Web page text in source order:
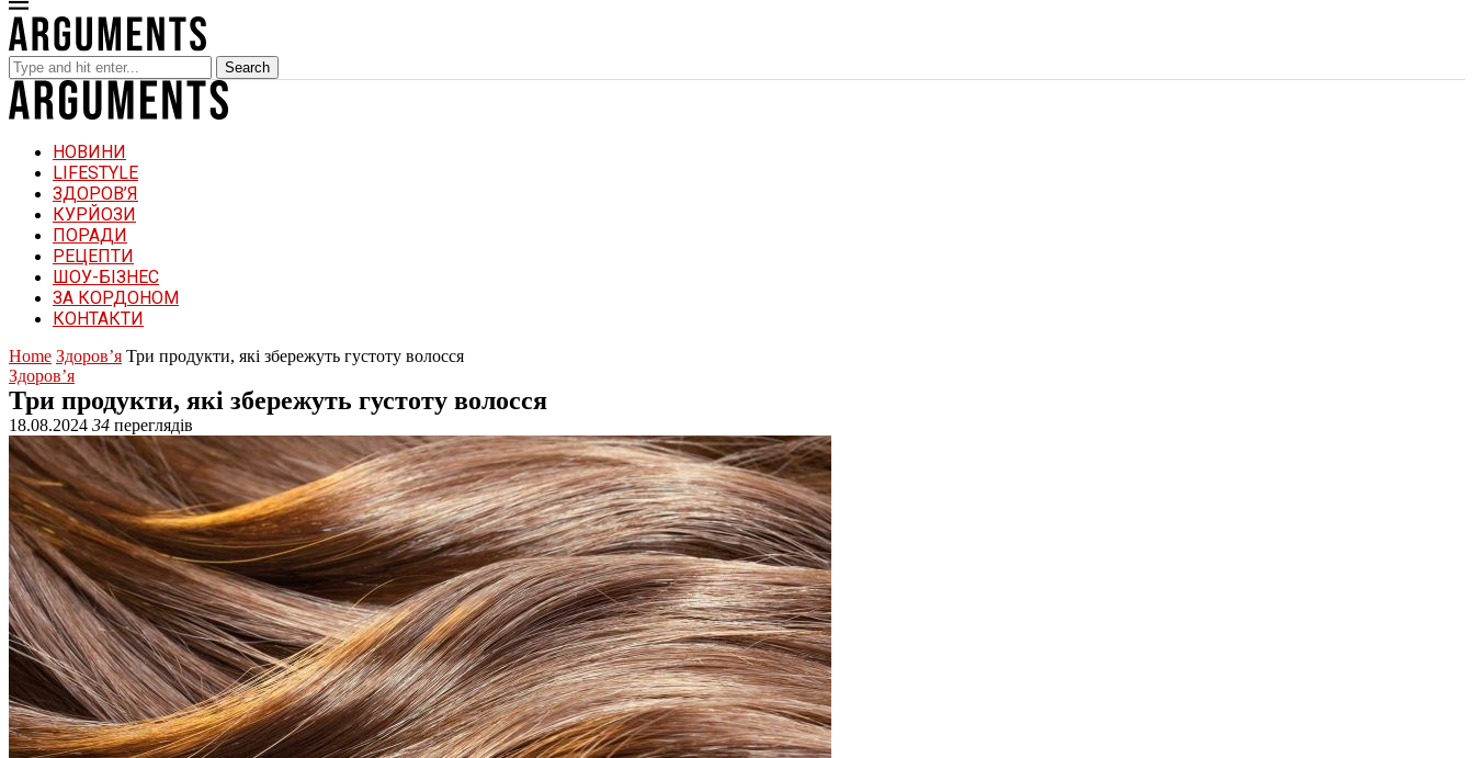
Search
НОВИНИ
LIFESTYLE
ЗДОРОВ’Я
КУРЙОЗИ
ПОРАДИ
РЕЦЕПТИ
ШОУ-БІЗНЕС
ЗА КОРДОНОМ
КОНТАКТИ
Home Здоров’я Три продукти, які збережуть густоту волосся
Здоров’я
Три продукти, які збережуть густоту волосся
18.08.2024 34 переглядів